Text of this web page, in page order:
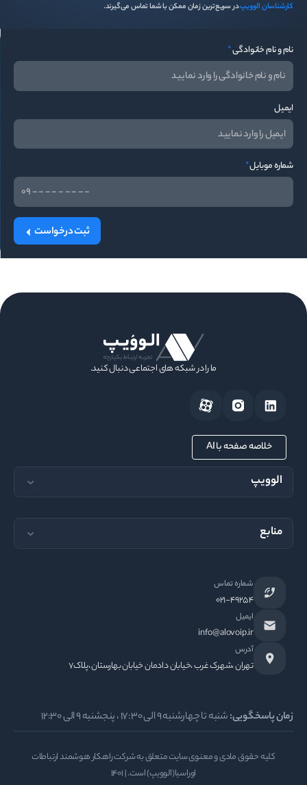
کارشناسان الوویپدر سریع‌ترین زمان ممکن با شما تماس می‌گیرند.
نام و نام خانوادگی*
ایمیل
شماره موبایل*
ثبت درخواست
ما را در شبکه های اجتماعی دنبال کنید.
خلاصه صفحه با AI
الوویپ
تماس با ما
سوالات متداول
منابع
راهکار مرکز تماس
باشگاه مشتریان
اطلاع رسانی انبوه
مرکز آموزش الوویپ
شماره تماس
۰۲۱-۴۹۲۵۴
ایمیل
info@alovoip.ir
آدرس
تهران ،شهرک غرب ،خیابان دادمان خیابان بهارستان ،پلاک۷
زمان پاسخگویی:شنبه تا چهارشنبه ۹ الی ۱۷:۳۰ ، پنجشنبه ۹ الی ۱۲:۳۰
کلیه حقوق مادی و معنوی سایت متعلق به شرکت راهکار هوشمند ارتباطات
اوراسیا(الوویپ) است. | ۱۴۰۱